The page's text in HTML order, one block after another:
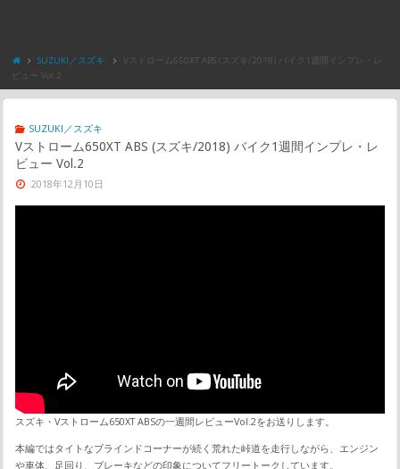
SUZUKI／スズキ
Vストローム650XT ABS (スズキ/2018) バイク1週間インプレ・レ
ビュー Vol.2
SUZUKI／スズキ
Vストローム650XT ABS (スズキ/2018) バイク1週間インプレ・レ
ビュー Vol.2
2018年12月10日
スズキ・Vストローム650XT ABSの一週間レビューVol.2をお送りします。
本編ではタイトなブラインドコーナーが続く荒れた峠道を走行しながら、エンジン
や車体、足回り、ブレーキなどの印象についてフリートークしています。